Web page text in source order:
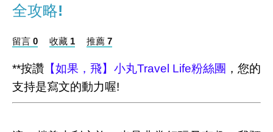
全攻略!
留言 0 收藏 1 推薦 7
**按讚 【如果，飛】小丸Travel Life粉絲團 ，您的
支持是寫文的動力喔!